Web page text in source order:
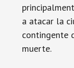
a atacar la
contingente
muerte.